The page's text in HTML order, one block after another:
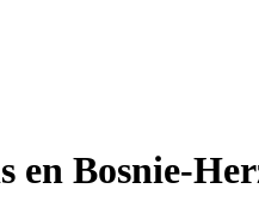
en Bosnie-